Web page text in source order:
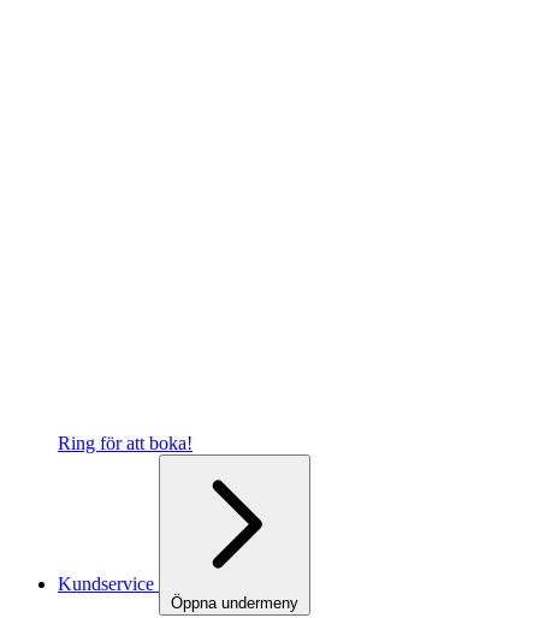
Ring för att boka!
Kundservice
Öppna undermeny